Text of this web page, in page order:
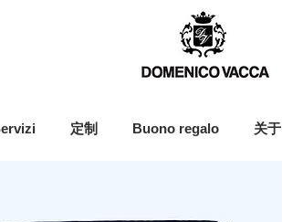
定制 Buono regalo 关于